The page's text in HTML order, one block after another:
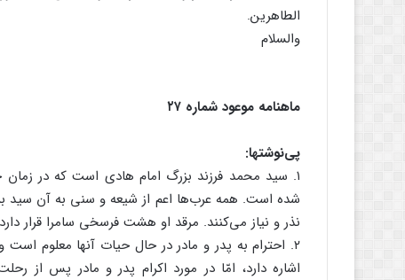
الطاهرین.
والسلام
ماهنامه موعود شماره ۲۷
پى‌‌نوشتها:
۱. سید محمد فرزند بزرگ امام هادى است که در زمان
شده است. همه عرب‌‌ها اعم از شیعه و سنى به آن سید
نذر و نیاز مى‌‌کنند. مرقد او هشت فرسخى سامرا قرار
۲. احترام به پدر و مادر در حال حیات آنها معلوم
اشاره دارد، امّا در مورد اکرام پدر و مادر پس از رحلت